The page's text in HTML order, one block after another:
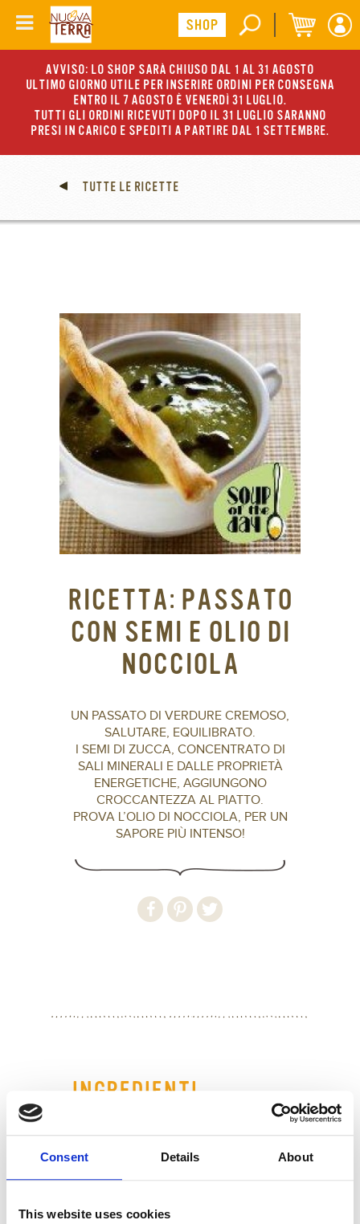
Consent Details About
This website uses cookies
AVVISO: LO SHOP SARÀ CHIUSO DAL 1 AL 31 AGOSTO
ULTIMO GIORNO UTILE PER INSERIRE ORDINI PER CONSEGNA
ENTRO IL 7 AGOSTO È VENERDÌ 31 LUGLIO.
TUTTI GLI ORDINI RICEVUTI DOPO IL 31 LUGLIO SARANNO
PRESI IN CARICO E SPEDITI A PARTIRE DAL 1 SETTEMBRE.
TUTTE LE RICETTE
RICETTA: PASSATO
CON SEMI E OLIO DI
NOCCIOLA
UN PASSATO DI VERDURE CREMOSO,
SALUTARE, EQUILIBRATO.
I SEMI DI ZUCCA, CONCENTRATO DI
SALI MINERALI E DALLE PROPRIETÀ
ENERGETICHE, AGGIUNGONO
CROCCANTEZZA AL PIATTO.
PROVA L’OLIO DI NOCCIOLA, PER UN
SAPORE PIÙ INTENSO!
INGREDIENTI
20 g di Semi di Zucca Nuova Terra
Pepe bianco macinato